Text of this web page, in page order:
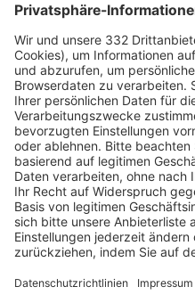
HÄUFIG BESUCHTE
Pässe und Vereinswechsel
Trainerausbildung
Schulungsangebot
BFV-Geschäftsstellen
Trainerbörse
Login SpielPlus
FOLGE DEM BFV